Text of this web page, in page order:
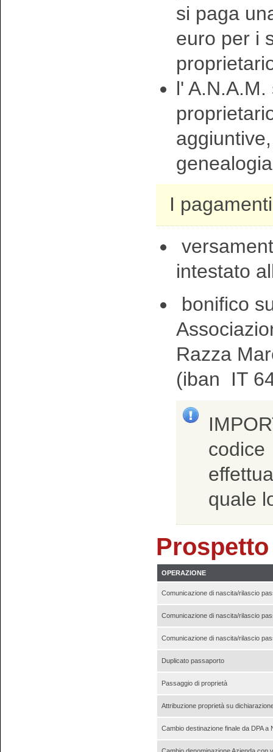
si paga
euro per i
l'
I
intestato
bonifico
Razza
(iban
IT
quale
OPERAZIONE
Comunicazione di nascita/rilascio
Comunicazione di nascita/rilascio
Comunicazione di nascita/rilascio
Duplicato passaporto
Passaggio di proprietà
Attribuzione proprietà su
Cambio destinazione finale da DPA a